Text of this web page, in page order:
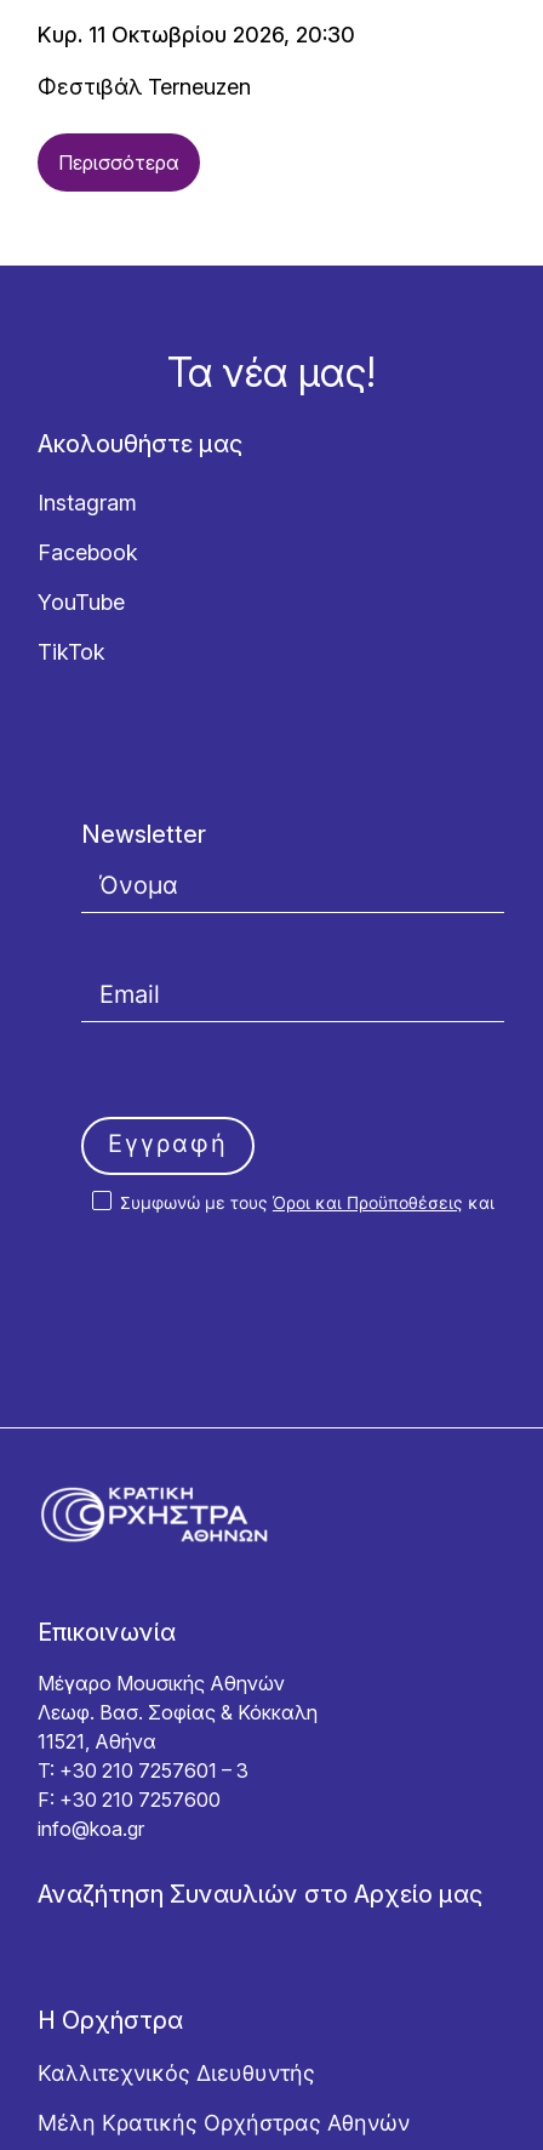
Κυρ. 11 Οκτωβρίου 2026, 20:30
Φεστιβάλ Terneuzen
Περισσότερα
Τα νέα μας!
Ακολουθήστε μας
Instagram
Facebook
YouTube
TikTok
Newsletter
Συμφωνώ με τους Όροι και Προϋποθέσεις και
Εγγραφή
Επικοινωνία
Μέγαρο Μουσικής Αθηνών
Λεωφ. Βασ. Σοφίας & Κόκκαλη
11521, Αθήνα
T: +30 210 7257601 – 3
F: +30 210 7257600
info@koa.gr
Αναζήτηση Συναυλιών στο Αρχείο μας
Η Ορχήστρα
Καλλιτεχνικός Διευθυντής
Μέλη Κρατικής Ορχήστρας Αθηνών